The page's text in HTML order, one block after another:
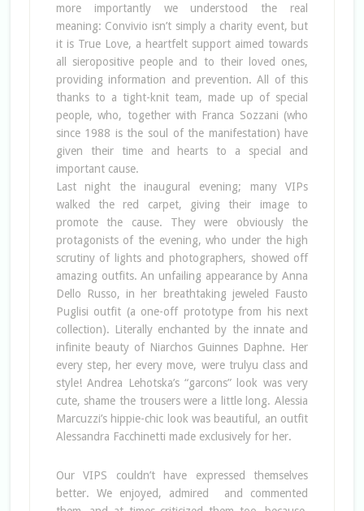
more importantly we understood the real
meaning: Convivio isn’t simply a charity event, but
it is True Love, a heartfelt support aimed towards
all sieropositive people and to their loved ones,
providing information and prevention. All of this
thanks to a tight-knit team, made up of special
people, who, together with Franca Sozzani (who
since 1988 is the soul of the manifestation) have
given their time and hearts to a special and
important cause.
Last night the inaugural evening; many VIPs
walked the red carpet, giving their image to
promote the cause. They were obviously the
protagonists of the evening, who under the high
scrutiny of lights and photographers, showed off
amazing outfits. An unfailing appearance by Anna
Dello Russo, in her breathtaking jeweled Fausto
Puglisi outfit (a one-off prototype from his next
collection). Literally enchanted by the innate and
infinite beauty of Niarchos Guinnes Daphne. Her
every step, her every move, were trulyu class and
style! Andrea Lehotska’s “garcons” look was very
cute, shame the trousers were a little long. Alessia
Marcuzzi’s hippie-chic look was beautiful, an outfit
Alessandra Facchinetti made exclusively for her.
Our VIPS couldn’t have expressed themselves
better. We enjoyed, admired and commented